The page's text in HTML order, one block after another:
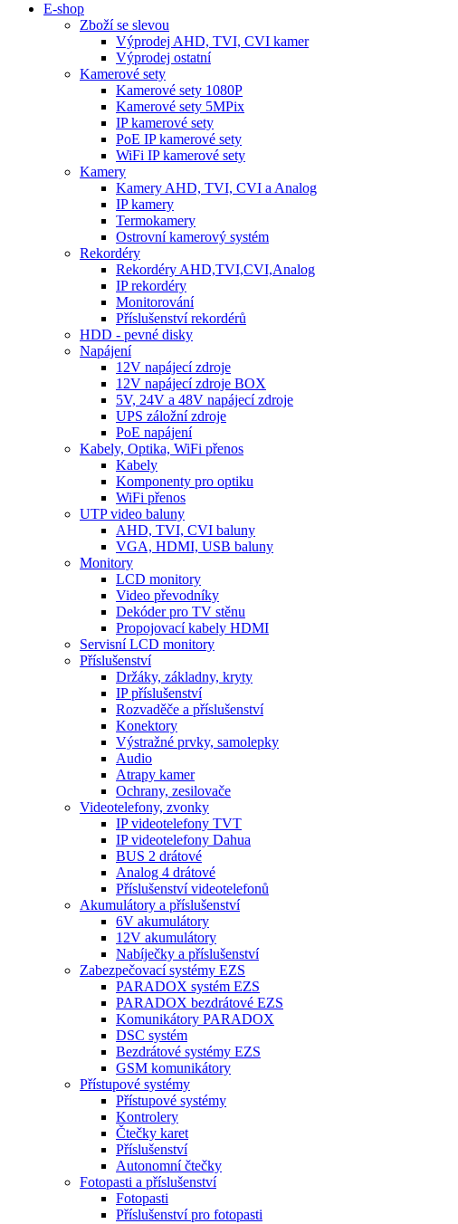
E-shop
Zboží se slevou
Výprodej AHD, TVI, CVI kamer
Výprodej ostatní
Kamerové sety
Kamerové sety 1080P
Kamerové sety 5MPix
IP kamerové sety
PoE IP kamerové sety
WiFi IP kamerové sety
Kamery
Kamery AHD, TVI, CVI a Analog
IP kamery
Termokamery
Ostrovní kamerový systém
Rekordéry
Rekordéry AHD,TVI,CVI,Analog
IP rekordéry
Monitorování
Příslušenství rekordérů
HDD - pevné disky
Napájení
12V napájecí zdroje
12V napájecí zdroje BOX
5V, 24V a 48V napájecí zdroje
UPS záložní zdroje
PoE napájení
Kabely, Optika, WiFi přenos
Kabely
Komponenty pro optiku
WiFi přenos
UTP video baluny
AHD, TVI, CVI baluny
VGA, HDMI, USB baluny
Monitory
LCD monitory
Video převodníky
Dekóder pro TV stěnu
Propojovací kabely HDMI
Servisní LCD monitory
Příslušenství
Držáky, základny, kryty
IP příslušenství
Rozvaděče a příslušenství
Konektory
Výstražné prvky, samolepky
Audio
Atrapy kamer
Ochrany, zesilovače
Videotelefony, zvonky
IP videotelefony TVT
IP videotelefony Dahua
BUS 2 drátové
Analog 4 drátové
Příslušenství videotelefonů
Akumulátory a příslušenství
6V akumulátory
12V akumulátory
Nabíječky a příslušenství
Zabezpečovací systémy EZS
PARADOX systém EZS
PARADOX bezdrátové EZS
Komunikátory PARADOX
DSC systém
Bezdrátové systémy EZS
GSM komunikátory
Přístupové systémy
Přístupové systémy
Kontrolery
Čtečky karet
Příslušenství
Autonomní čtečky
Fotopasti a příslušenství
Fotopasti
Příslušenství pro fotopasti